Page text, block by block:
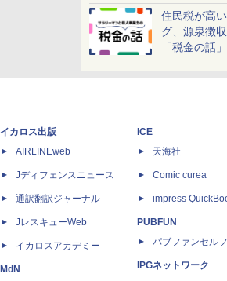
しよう！
住民税が高
グ、源泉徴
「税金の話
イカロス出版
AIRLINEweb
Jディフェンスニュース
通訳翻訳ジャーナル
JレスキューWeb
イカロスアカデミー
MdN
ICE
天海社
Comic curea
impress
PUBFUN
パブファンセルフ
IPGネットワーク